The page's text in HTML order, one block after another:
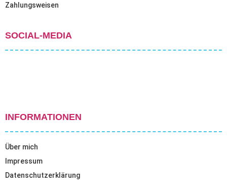
Zahlungsweisen
SOCIAL-MEDIA
INFORMATIONEN
Über mich
Impressum
Datenschutzerklärung